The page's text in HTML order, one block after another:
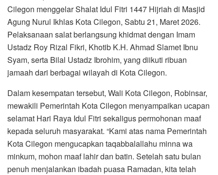
Cilegon menggelar Shalat Idul Fitri 1447 Hijriah di Masjid
Agung Nurul Ikhlas Kota Cilegon, Sabtu 21, Maret 2026.
Pelaksanaan salat berlangsung khidmat dengan Imam
Ustadz Roy Rizal Fikri, Khotib K.H. Ahmad Slamet Ibnu
Syam, serta Bilal Ustadz Ibrohim, yang diikuti ribuan
jamaah dari berbagai wilayah di Kota Cilegon.
Dalam kesempatan tersebut, Wali Kota Cilegon, Robinsar,
mewakili Pemerintah Kota Cilegon menyampaikan ucapan
selamat Hari Raya Idul Fitri sekaligus permohonan maaf
kepada seluruh masyarakat. “Kami atas nama Pemerintah
Kota Cilegon mengucapkan taqabbalallahu minna wa
minkum, mohon maaf lahir dan batin. Setelah satu bulan
penuh menjalankan ibadah puasa Ramadan, kita telah